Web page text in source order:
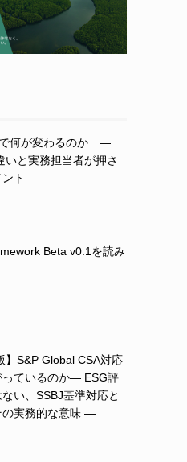
何が変わるのか ―
いと実務担当者が押さ
ント ―
Beta v0.1を読み
】S&P Global CSA対応
っているのか― ESG評
い、SSBJ基準対応と
の実務的な意味 ―